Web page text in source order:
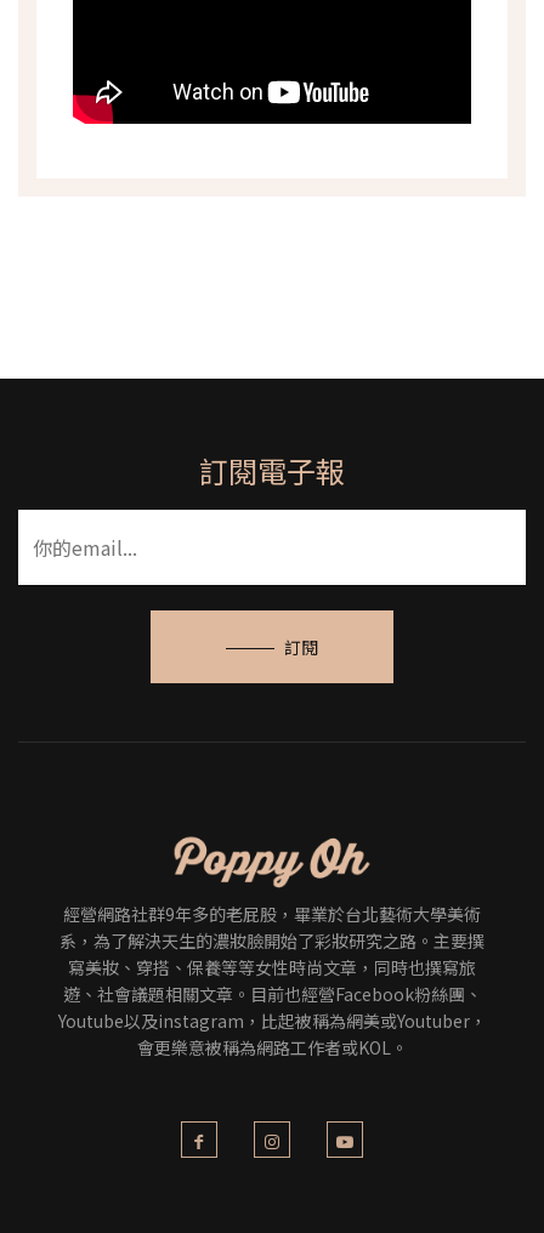
訂閱電子報
訂閱
經營網路社群9年多的老屁股，畢業於台北藝術大學美術
系，為了解決天生的濃妝臉開始了彩妝研究之路。主要撰
寫美妝、穿搭、保養等等女性時尚文章，同時也撰寫旅
遊、社會議題相關文章。目前也經營Facebook粉絲團、
Youtube以及instagram，比起被稱為網美或Youtuber，
會更樂意被稱為網路工作者或KOL。